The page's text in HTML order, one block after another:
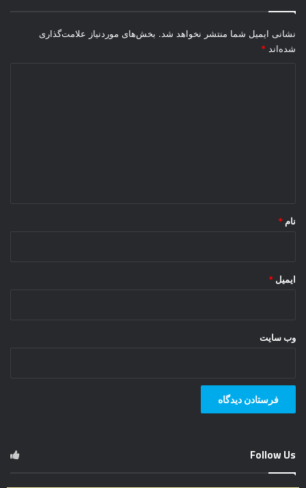
ی
ا
ن
نشانی ایمیل شما منتشر نخواهد شد. بخش‌های موردنیاز علامت‌گذاری
شده‌اند *
نام *
ایمیل *
وب‌ سایت
Follow Us